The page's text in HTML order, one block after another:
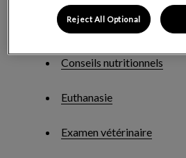
Conseils comportementaux
Conseils nutritionnels
Euthanasie
Examen vétérinaire
Reject All Optional